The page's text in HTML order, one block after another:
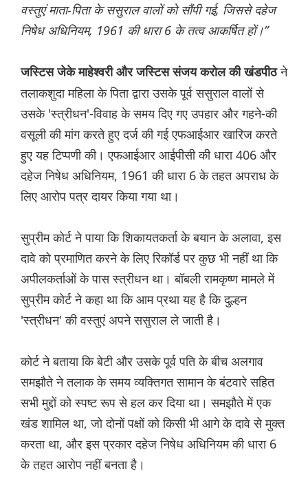
वस्तुएं माता-पिता के ससुराल वालों को सौंपी गई, जिससे दहेज
निषेध अधिनियम, 1961 की धारा 6 के तत्व आकर्षित हों।”
जस्टिस जेके माहेश्वरी और जस्टिस संजय करोल की खंडपीठने
तलाकशुदा महिला के पिता द्वारा उसके पूर्व ससुराल वालों से
उसके 'स्त्रीधन'-विवाह के समय दिए गए उपहार और गहने-की
वसूली की मांग करते हुए दर्ज की गई एफआईआर खारिज करते
हुए यह टिप्पणी की। एफआईआर आईपीसी की धारा 406 और
दहेज निषेध अधिनियम, 1961 की धारा 6 के तहत अपराध के
लिए आरोप पत्र दायर किया गया था।
सुप्रीम कोर्ट ने पाया कि शिकायतकर्ता के बयान के अलावा, इस
दावे को प्रमाणित करने के लिए रिकॉर्ड पर कुछ भी नहीं था कि
अपीलकर्ताओं के पास स्त्रीधन था। बॉबली रामकृष्ण मामले में
सुप्रीम कोर्ट ने कहा था कि आम प्रथा यह है कि दुल्हन
'स्त्रीधन' की वस्तुएं अपने ससुराल ले जाती है।
कोर्ट ने बताया कि बेटी और उसके पूर्व पति के बीच अलगाव
समझौते ने तलाक के समय व्यक्तिगत सामान के बंटवारे सहित
सभी मुद्दों को स्पष्ट रूप से हल कर दिया था। समझौते में एक
खंड शामिल था, जो दोनों पक्षों को किसी भी आगे के दावे से मुक्त
करता था, और इस प्रकार दहेज निषेध अधिनियम की धारा 6
के तहत आरोप नहीं बनता है।